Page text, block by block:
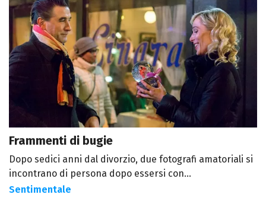
Frammenti di bugie
Dopo sedici anni dal divorzio, due fotografi amatoriali si
incontrano di persona dopo essersi con...
Sentimentale